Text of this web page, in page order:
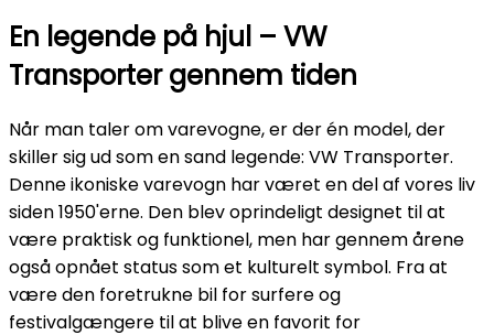
En legende på hjul – VW
Transporter gennem tiden
Når man taler om varevogne, er der én model, der
skiller sig ud som en sand legende: VW Transporter.
Denne ikoniske varevogn har været en del af vores liv
siden 1950'erne. Den blev oprindeligt designet til at
være praktisk og funktionel, men har gennem årene
også opnået status som et kulturelt symbol. Fra at
være den foretrukne bil for surfere og
festivalgængere til at blive en favorit for